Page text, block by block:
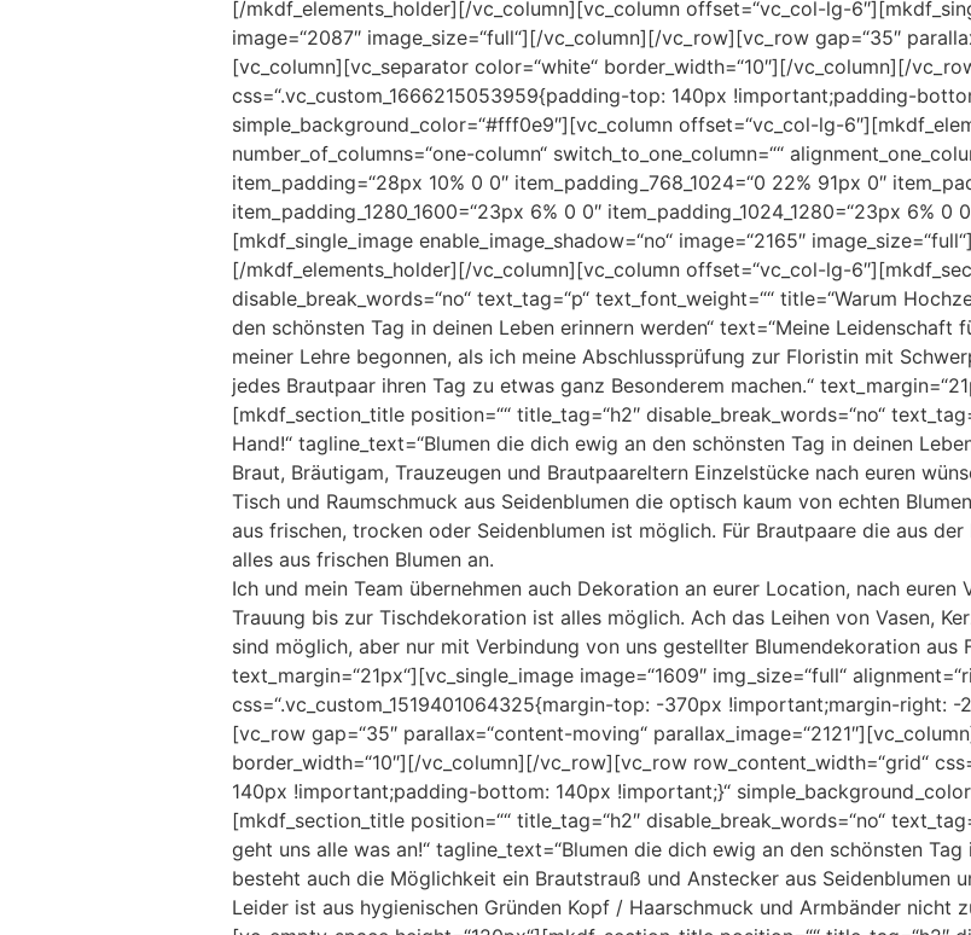
[/mkdf_elements_holder][/vc_column][vc_column offset=“vc_col-lg-
image=“2087″ image_size=“full“][/vc_column][/vc_row][vc_row gap=“35″
[vc_column][vc_separator color=“white“ border_width=“10″][/vc_column][/
css=“.vc_custom_1666215053959{padding-top: 140px !important;padding-
simple_background_color=“#fff0e9″][vc_column offset=“vc_col-lg-
number_of_columns=“one-column“ switch_to_one_column=““
item_padding=“28px 10% 0 0″ item_padding_768_1024=“0 22% 91px 0″
item_padding_1280_1600=“23px 6% 0 0″ item_padding_1024_1280=“23px 6% 0
[mkdf_single_image enable_image_shadow=“no“ image=“2165″
[/mkdf_elements_holder][/vc_column][vc_column offset=“vc_col-lg-
disable_break_words=“no“ text_tag=“p“ text_font_weight=““ title=“Warum
den schönsten Tag in deinen Leben erinnern werden“ text=“Meine
meiner Lehre begonnen, als ich meine Abschlussprüfung zur Floristin mit
jedes Brautpaar ihren Tag zu etwas ganz Besonderem machen.“
[mkdf_section_title position=““ title_tag=“h2″ disable_break_words=“no“
Hand!“ tagline_text=“Blumen die dich ewig an den schönsten Tag in deinen
Braut, Bräutigam, Trauzeugen und Brautpaareltern Einzelstücke nach euren
Tisch und Raumschmuck aus Seidenblumen die optisch kaum von echten
aus frischen, trocken oder Seidenblumen ist möglich. Für Brautpaare die aus
alles aus frischen Blumen an.
Ich und mein Team übernehmen auch Dekoration an eurer Location, nach euren
Trauung bis zur Tischdekoration ist alles möglich. Ach das Leihen von Vasen,
sind möglich, aber nur mit Verbindung von uns gestellter Blumendekoration aus
text_margin=“21px“][vc_single_image image=“1609″ img_size=“full“
css=“.vc_custom_1519401064325{margin-top: -370px !important;margin-right:
[vc_row gap=“35″ parallax=“content-moving“
border_width=“10″][/vc_column][/vc_row][vc_row row_content_width=“grid“
140px !important;padding-bottom: 140px !important;}“
[mkdf_section_title position=““ title_tag=“h2″ disable_break_words=“no“
geht uns alle was an!“ tagline_text=“Blumen die dich ewig an den schönsten
besteht auch die Möglichkeit ein Brautstrauß und Anstecker aus Seidenblumen
Leider ist aus hygienischen Gründen Kopf / Haarschmuck und Armbänder nicht